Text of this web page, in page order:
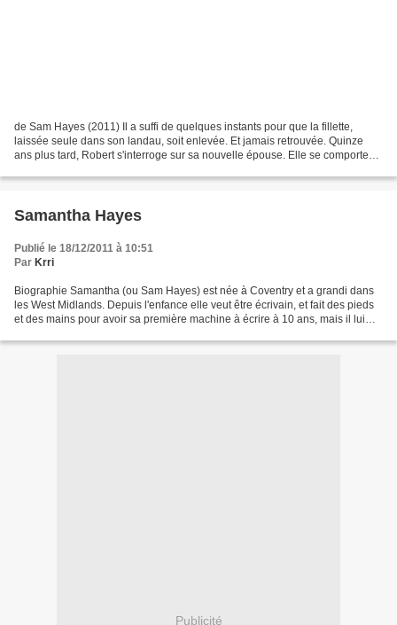
de Sam Hayes (2011) Il a suffi de quelques instants pour que la fillette,
laissée seule dans son landau, soit enlevée. Et jamais retrouvée. Quinze
ans plus tard, Robert s'interroge sur sa nouvelle épouse. Elle se comporte
Samantha Hayes
Publié le 18/12/2011 à 10:51
Par Krri
Biographie Samantha (ou Sam Hayes) est née à Coventry et a grandi dans
les West Midlands. Depuis l'enfance elle veut être écrivain, et fait des pieds
et des mains pour avoir sa première machine à écrire à 10 ans, mais il lui
Publicité